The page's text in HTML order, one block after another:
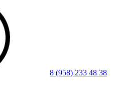
8 (958) 233 48 38